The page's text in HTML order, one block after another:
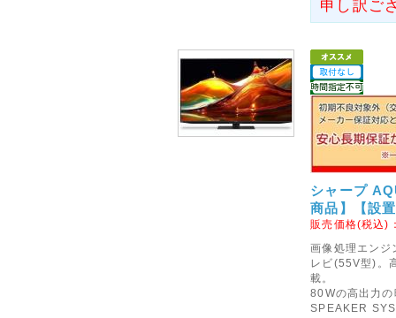
ますので、ご了承くださいませ
<重要>Surface Pro を対象
交換について
Microsoft Surface Pro AC 電源
質問の答えが記載されており
交換対象品である場合は、無
き、お手続きくださいませ。
Windows XP のサポートとセ
2014年4月8日(米国時間)以降
申し訳ご
シャープ
商品】【設
販売価格(税込)
画像処理エン
レビ(55V型)。
載。
80Wの高出力
SPEAKER